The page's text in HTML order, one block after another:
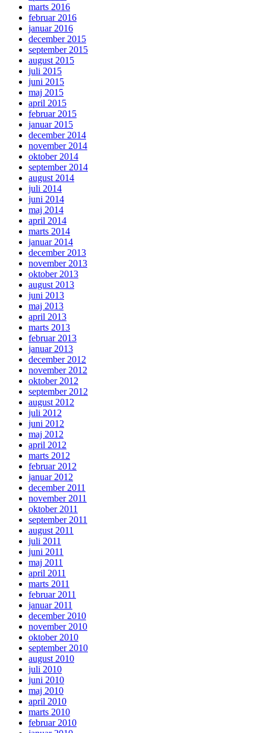
marts 2016
februar 2016
januar 2016
december 2015
september 2015
august 2015
juli 2015
juni 2015
maj 2015
april 2015
februar 2015
januar 2015
december 2014
november 2014
oktober 2014
september 2014
august 2014
juli 2014
juni 2014
maj 2014
april 2014
marts 2014
januar 2014
december 2013
november 2013
oktober 2013
august 2013
juni 2013
maj 2013
april 2013
marts 2013
februar 2013
januar 2013
december 2012
november 2012
oktober 2012
september 2012
august 2012
juli 2012
juni 2012
maj 2012
april 2012
marts 2012
februar 2012
januar 2012
december 2011
november 2011
oktober 2011
september 2011
august 2011
juli 2011
juni 2011
maj 2011
april 2011
marts 2011
februar 2011
januar 2011
december 2010
november 2010
oktober 2010
september 2010
august 2010
juli 2010
juni 2010
maj 2010
april 2010
marts 2010
februar 2010